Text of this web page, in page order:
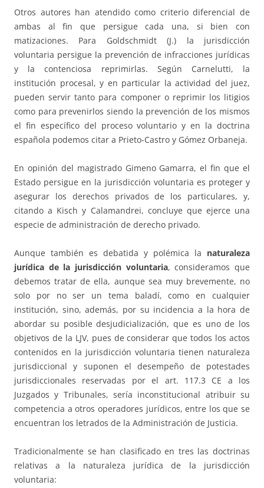
Otros autores han atendido como criterio diferencial de
ambas al fin que persigue cada una, si bien con
matizaciones. Para Goldschmidt (J.) la jurisdicción
voluntaria persigue la prevención de infracciones jurídicas
y la contenciosa reprimirlas. Según Carnelutti, la
institución procesal, y en particular la actividad del juez,
pueden servir tanto para componer o reprimir los litigios
como para prevenirlos siendo la prevención de los mismos
el fin específico del proceso voluntario y en la doctrina
española podemos citar a Prieto-Castro y Gómez Orbaneja.
En opinión del magistrado Gimeno Gamarra, el fin que el
Estado persigue en la jurisdicción voluntaria es proteger y
asegurar los derechos privados de los particulares, y,
citando a Kisch y Calamandrei, concluye que ejerce una
especie de administración de derecho privado.
Aunque también es debatida y polémica la naturaleza
jurídica de la jurisdicción voluntaria, consideramos que
debemos tratar de ella, aunque sea muy brevemente, no
solo por no ser un tema baladí, como en cualquier
institución, sino, además, por su incidencia a la hora de
abordar su posible desjudicialización, que es uno de los
objetivos de la LJV, pues de considerar que todos los actos
contenidos en la jurisdicción voluntaria tienen naturaleza
jurisdiccional y suponen el desempeño de potestades
jurisdiccionales reservadas por el art. 117.3 CE a los
Juzgados y Tribunales, sería inconstitucional atribuir su
competencia a otros operadores jurídicos, entre los que se
encuentran los letrados de la Administración de Justicia.
Tradicionalmente se han clasificado en tres las doctrinas
relativas a la naturaleza jurídica de la jurisdicción
voluntaria: